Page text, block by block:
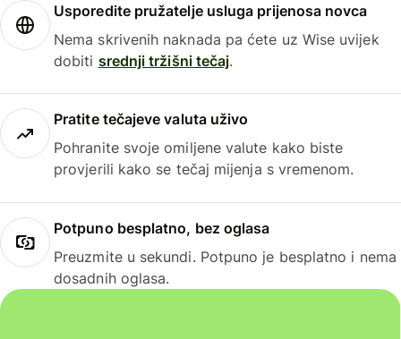
Usporedite pružatelje usluga prijenosa novca
Nema skrivenih naknada pa ćete uz Wise uvijek
dobiti srednji tržišni tečaj.
Pratite tečajeve valuta uživo
Pohranite svoje omiljene valute kako biste
provjerili kako se tečaj mijenja s vremenom.
Potpuno besplatno, bez oglasa
Preuzmite u sekundi. Potpuno je besplatno i nema
dosadnih oglasa.